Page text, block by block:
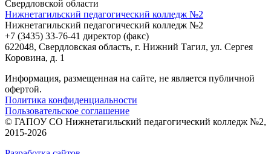
Свердловской области
Нижнетагильский педагогический колледж №2
Нижнетагильский педагогический колледж №2
+7 (3435) 33-76-41 директор (факс)
622048, Свердловская область, г. Нижний Тагил, ул. Сергея
Коровина, д. 1
Информация, размещенная на сайте, не является публичной
офертой.
Политика конфиденциальности
Пользовательское соглашение
© ГАПОУ СО Нижнетагильский педагогический колледж №2,
2015-2026